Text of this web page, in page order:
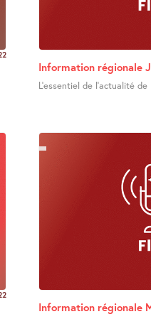
Information régionale
L’essentiel de l’actualité
Information régionale